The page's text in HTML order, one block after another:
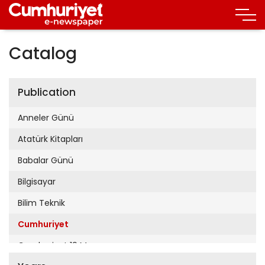
Catalog
Publication
Anneler Günü
Atatürk Kitapları
Babalar Günü
Bilgisayar
Bilim Teknik
Cumhuriyet
Cumhuriyet 19 Mayıs